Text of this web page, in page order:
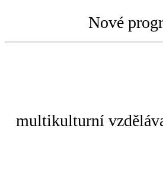
Nové
multikulturní